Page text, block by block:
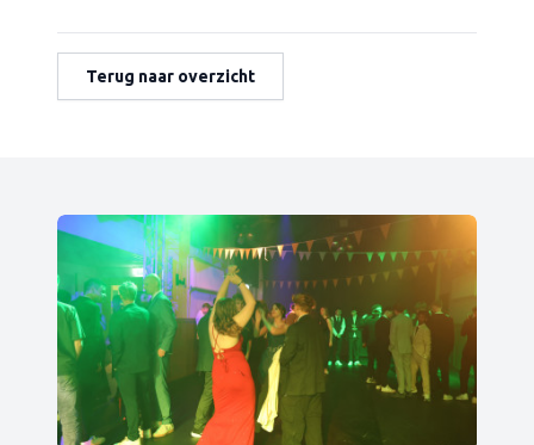
Terug naar overzicht